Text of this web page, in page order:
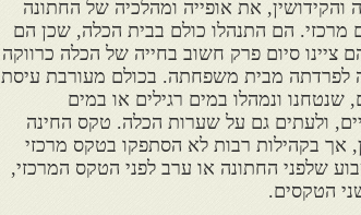
את אופייה ומהלכיה של החתונה
מרכזי. הם התנהלו כולם בבית הכלה, שכן הם
ציינו סיום פרק חשוב בחייה של הכלה כרווקה
לפרדתה מבית משפחתה. בכולם מעורבת עיסת
שנטחנו ונמהלו במים רגילים או במים
ולעתים גם על שערות הכלה. טקס החינה
אך בקהילות רבות לא הסתפקו בטקס מרכזי
שלפני החתונה או ערב לפני הטקס המרכזי,
הטקסים.